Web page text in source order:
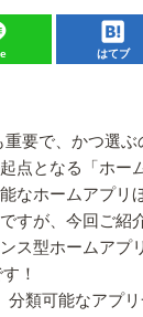
はてブ
要で、かつ選ぶ
点となる「ホー
なホームアプリ
すが、今回ご紹
ス型ホームアプ
！
分類可能なアプ